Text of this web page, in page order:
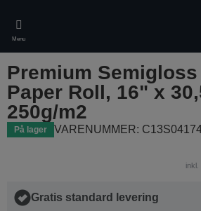
main
content
Menu
Premium
Paper Roll, 16" x
250g/m2
På lager VARENUMMER:
Gratis standard levering